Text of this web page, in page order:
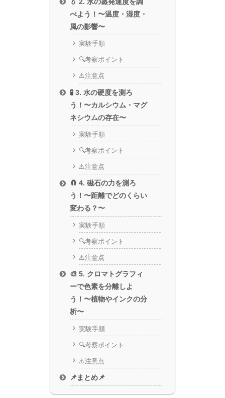
べよう！〜温度・湿度・
風の影響〜
実験手順
🔍考察ポイント
⚠️注意点
🧪 3. 水の硬度を測ろ
う！〜カルシウム・マグ
ネシウムの存在〜
実験手順
🔍考察ポイント
⚠️注意点
🧲 4. 磁石の力を測ろ
う！〜距離でどのくらい
変わる？〜
実験手順
🔍考察ポイント
⚠️注意点
🎨 5. クロマトグラフィ
ーで色素を分離しよ
う！〜植物やインクの分
析〜
実験手順
🔍考察ポイント
⚠️注意点
📌まとめ📌